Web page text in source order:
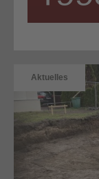
Aktuelles